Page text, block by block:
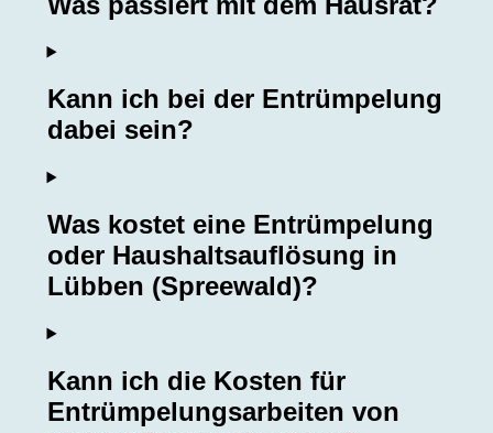
Kann ich bei der Entrümpelung
dabei sein?
Was kostet eine Entrümpelung
oder Haushaltsauflösung in
Lübben (Spreewald)?
Kann ich die Kosten für
Entrümpelungsarbeiten von